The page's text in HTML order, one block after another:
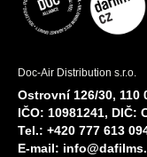
Doc-Air Distribution s.r.o.
Ostrovní 126/30, 110
IČO: 10981241, DIČ:
Tel.: +420 777 613
E-mail: